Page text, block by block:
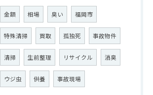
金額 相場 臭い 福岡市
特殊清掃 買取 孤独死 事故物件
清掃 生前整理 リサイクル 消臭
ウジ虫 供養 事故現場